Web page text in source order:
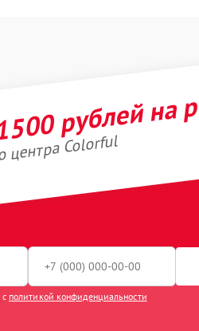
рублей на
центра Colorful
политикой конфиденциальности